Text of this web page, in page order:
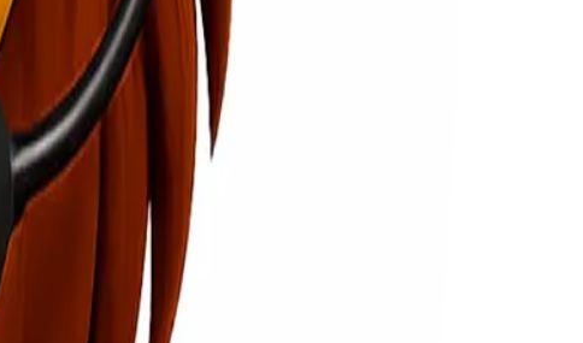
kepercayaan konsumen.
manfaat unik dari pesanan praproduksi.
relevan.